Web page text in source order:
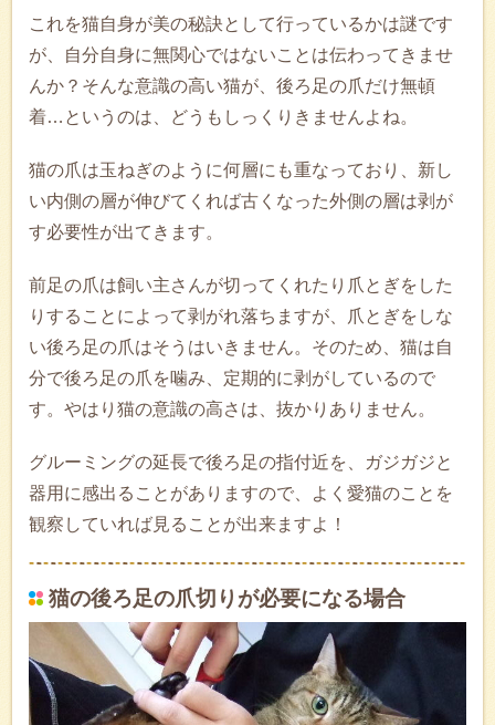
これを猫自身が美の秘訣として行っているかは謎です
が、自分自身に無関心ではないことは伝わってきませ
んか？そんな意識の高い猫が、後ろ足の爪だけ無頓
着…というのは、どうもしっくりきませんよね。
猫の爪は玉ねぎのように何層にも重なっており、新し
い内側の層が伸びてくれば古くなった外側の層は剥が
す必要性が出てきます。
前足の爪は飼い主さんが切ってくれたり爪とぎをした
りすることによって剥がれ落ちますが、爪とぎをしな
い後ろ足の爪はそうはいきません。そのため、猫は自
分で後ろ足の爪を噛み、定期的に剥がしているので
す。やはり猫の意識の高さは、抜かりありません。
グルーミングの延長で後ろ足の指付近を、ガジガジと
器用に感出ることがありますので、よく愛猫のことを
観察していれば見ることが出来ますよ！
猫の後ろ足の爪切りが必要になる場合